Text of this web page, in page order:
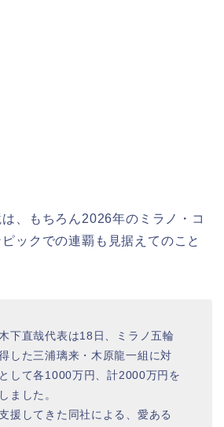
、もちろん2026年のミラノ・コ
ックでの連覇も見据えてのこと
下直哉代表は18日、ミラノ五輪
した三浦璃来・木原龍一組に対
して各1000万円、計2000万円を
ました。
援してきた同社による、愛ある